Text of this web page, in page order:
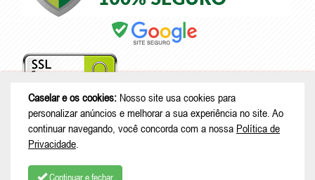
© Copyright 2026 - Caselar - CNPJ: 05.101.950/0001-26 |Rodovia
Deputado Genésio Tureck, 222 - Boehmerwald - São Bento do Sul - SC
Caselar e os cookies: Nosso site usa cookies para
personalizar anúncios e melhorar a sua experiência no site. Ao
continuar navegando, você concorda com a nossa Política de
Privacidade
Continuar e fechar